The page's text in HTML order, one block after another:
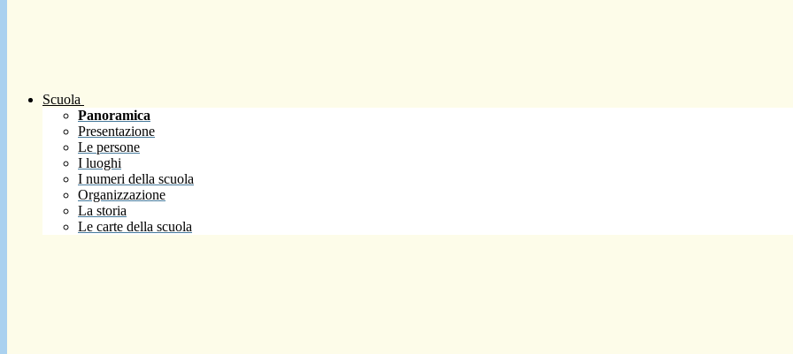
Scuola
Panoramica
Presentazione
Le persone
I luoghi
I numeri della scuola
Organizzazione
La storia
Le carte della scuola